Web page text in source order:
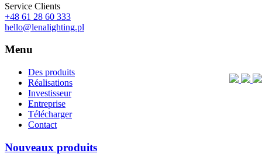
Service Clients
+48 61 28 60 333
hello@lenalighting.pl
Menu
Des produits
Réalisations
Investisseur
Entreprise
Télécharger
Contact
Nouveaux produits